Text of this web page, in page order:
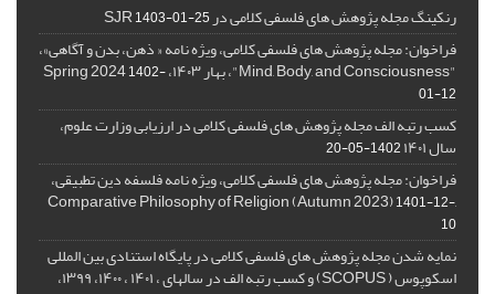
رنکینگ مجله پژوهش های فلسفی کلامی در SJR1403-01-25
فراخوان: مجله پژوهش های فلسفی کلامی، ویژه نامه « ذهن، بدن و آگاهی»،
"Mind, Body, and Consciousness"، بهار ۱۴۰۳، Spring 2024
1402-
01-12
کسب رتبه الف مجله پژوهش های فلسفی کلامی در ارزیابی وزارت علوم،
سال ۱۴۰۱ 1402-05-20
فراخوان: مجله پژوهش های فلسفی کلامی، ویژه نامه فلسفه دین تطبیقی،
,Comparative Philosophy of Religion (Autumn 2023)
1401-12-
10
نمایه شدن مجله پژوهش های فلسفی کلامی در پایگاه استنادی بین المللی
اسکوپوس ( SCOPUS) و کسب رتبه الف در سالهای ، ۱۴۰۱ ، ۱۴۰۰، ۱۳۹۹،